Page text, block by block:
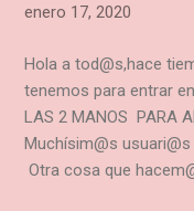
enero 17, 2020
Hola a tod@s,hace
tenemos para entrar
LAS 2 MANOS PARA
Muchísim@s
Otra cosa que